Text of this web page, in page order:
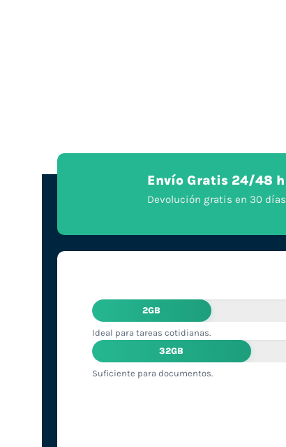
Envío Gratis 24/48 h
Devolución gratis en 30 días
2GB
Ideal para tareas cotidianas.
32GB
Suficiente para documentos.